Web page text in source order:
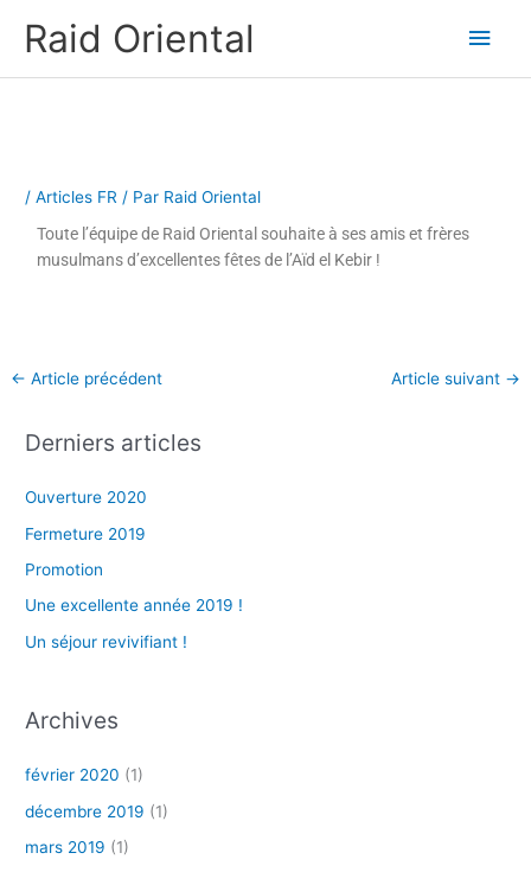
Raid Oriental
/Articles FR / Par Raid Oriental
Toute l’équipe de Raid Oriental souhaite à ses amis et frères
musulmans d’excellentes fêtes de l’Aïd el Kebir !
← Article précédent Article suivant →
Derniers articles
Ouverture 2020
Fermeture 2019
Promotion
Une excellente année 2019 !
Un séjour revivifiant !
Archives
février 2020 (1)
décembre 2019 (1)
mars 2019 (1)